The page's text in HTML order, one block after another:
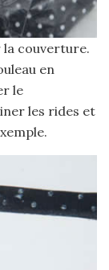
la couverture.
en
le
les rides et